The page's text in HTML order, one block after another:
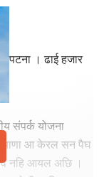
पटना । ढाई हजार
संपर्क योजना
आ केरल सन पैघ
नहि आयल अछि ।